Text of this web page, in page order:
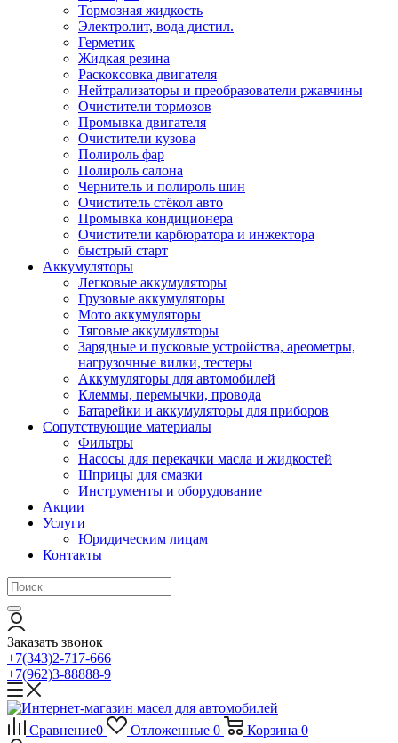
Тормозная жидкость
Электролит, вода дистил.
Герметик
Жидкая резина
Раскоксовка двигателя
Нейтрализаторы и преобразователи ржавчины
Очистители тормозов
Промывка двигателя
Очистители кузова
Полироль фар
Полироль салона
Чернитель и полироль шин
Очиститель стёкол авто
Промывка кондиционера
Очистители карбюратора и инжектора
быстрый старт
Аккумуляторы
Легковые аккумуляторы
Грузовые аккумуляторы
Мото аккумуляторы
Тяговые аккумуляторы
Зарядные и пусковые устройства, ареометры,
нагрузочные вилки, тестеры
Аккумуляторы для автомобилей
Клеммы, перемычки, провода
Батарейки и аккумуляторы для приборов
Сопутствующие материалы
Фильтры
Насосы для перекачки масла и жидкостей
Шприцы для смазки
Инструменты и оборудование
Акции
Услуги
Юридическим лицам
Контакты
Заказать звонок
+7(343)2-717-666
+7(962)3-88888-9
Сравнение0 Отложенные 0 Корзина 0